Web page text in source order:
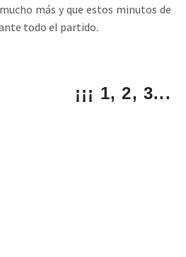
más y que estos minutos de
todo el partido.
¡¡¡ 1, 2, 3...